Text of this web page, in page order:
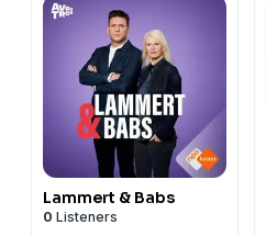
Lammert & Babs
0 Listeners